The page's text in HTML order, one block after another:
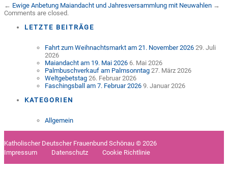
← Ewige Anbetung Maiandacht und Jahresversammlung mit Neuwahlen →
Comments are closed.
LETZTE BEITRÄGE
Fahrt zum Weihnachtsmarkt am 21. November 2026 29. Juli
2026
Maiandacht am 19. Mai 2026 6. Mai 2026
Palmbuschverkauf am Palmsonntag 27. März 2026
Weltgebetstag 26. Februar 2026
Faschingsball am 7. Februar 2026 9. Januar 2026
KATEGORIEN
Allgemein
Katholischer Deutscher Frauenbund Schönau © 2026
Impressum
Datenschutz Cookie Richtlinie